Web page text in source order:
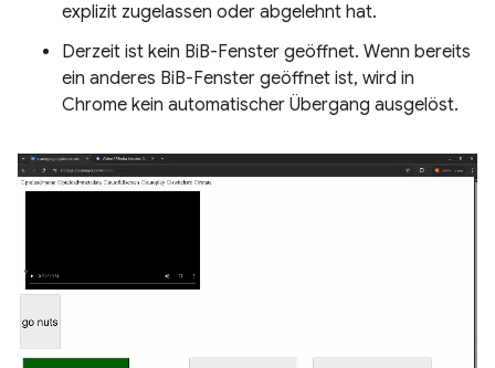
explizit zugelassen oder abgelehnt hat.
Derzeit ist kein BiB-Fenster geöffnet. Wenn bereits
ein anderes BiB-Fenster geöffnet ist, wird in
Chrome kein automatischer Übergang ausgelöst.